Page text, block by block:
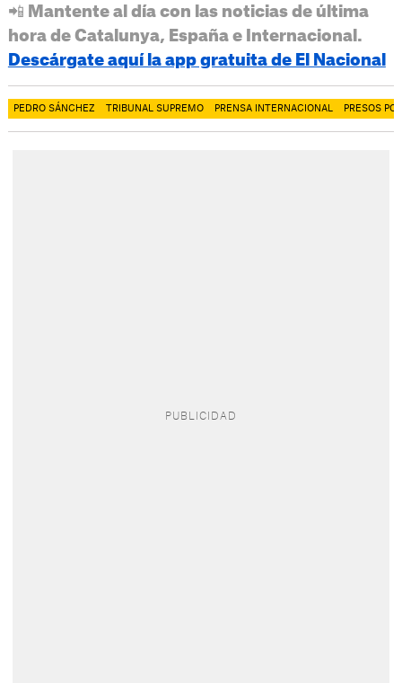
📲 Mantente al día con las noticias de última
hora de Catalunya, España e Internacional.
Descárgate aquí la app gratuita de El Nacional
PEDRO SÁNCHEZ TRIBUNAL SUPREMO PRENSA INTERNACIONAL PRESOS